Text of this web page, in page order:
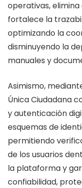
operativas,
fortalece la
optimizando la
disminuyendo la
manuales y
Asimismo,
Única Ciudadana
y autenticación
esquemas de
permitiendo
de los usuarios
la plataforma y
confiabilidad,